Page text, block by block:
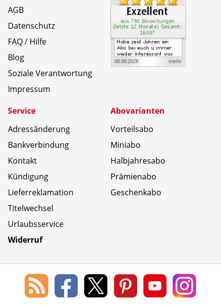
AGB
Datenschutz
FAQ / Hilfe
Blog
Soziale Verantwortung
Impressum
Service
Adressänderung
Bankverbindung
Kontakt
Kündigung
Lieferreklamation
Titelwechsel
Urlaubsservice
Widerruf
Abovarianten
Vorteilsabo
Miniabo
Halbjahresabo
Prämienabo
Geschenkabo
Social Media
Blog
des
Lorenz
Leserservice
Lorenz
Leserservice
Lorenz
Leserservice
Lorenz
Leserservice
Lorenz